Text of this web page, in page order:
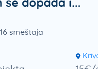
smeštaja